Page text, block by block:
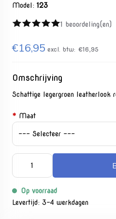
Model: 123
1 beoordeling(en)
€16,95 excl. btw: €16,95
Omschrijving
Schattige legergroen leatherlook
* Maat
Op voorraad
Levertijd: 3-4 werkdagen